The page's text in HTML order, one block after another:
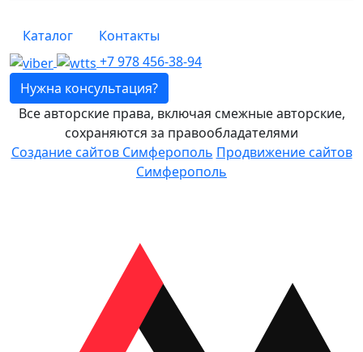
Каталог
Контакты
+7 978 456-38-94
Нужна консультация?
Все авторские права, включая смежные авторские,
сохраняются за правообладателями
Создание сайтов Симферополь Продвижение сайтов
Симферополь